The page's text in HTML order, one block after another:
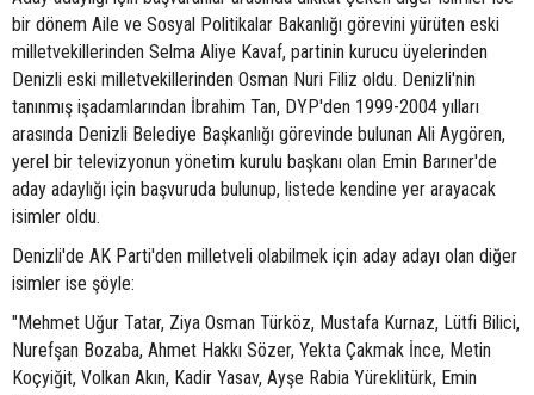
bir dönem Aile ve Sosyal Politikalar Bakanlığı görevini yürüten eski
milletvekillerinden Selma Aliye Kavaf, partinin kurucu üyelerinden
Denizli eski milletvekillerinden Osman Nuri Filiz oldu. Denizli'nin
tanınmış işadamlarından İbrahim Tan, DYP'den 1999-2004 yılları
arasında Denizli Belediye Başkanlığı görevinde bulunan Ali Aygören,
yerel bir televizyonun yönetim kurulu başkanı olan Emin Barıner'de
aday adaylığı için başvuruda bulunup, listede kendine yer arayacak
isimler oldu.
Denizli'de AK Parti'den milletveli olabilmek için aday adayı olan diğer
isimler ise şöyle:
"Mehmet Uğur Tatar, Ziya Osman Türköz, Mustafa Kurnaz, Lütfi Bilici,
Nurefşan Bozaba, Ahmet Hakkı Sözer, Yekta Çakmak İnce, Metin
Koçyiğit, Volkan Akın, Kadir Yasav, Ayşe Rabia Yüreklitürk, Emin